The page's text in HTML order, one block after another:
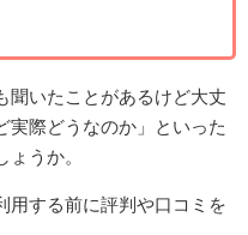
聞いたことがあるけど大丈
実際どうなのか」といった
うか。
用する前に評判や口コミを